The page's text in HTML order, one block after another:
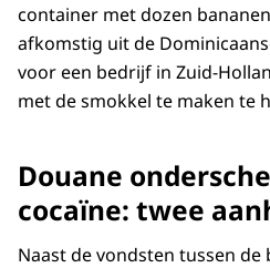
container met dozen
afkomstig uit de
voor een bedrijf in Zuid-
met de smokkel te maken te
Douane
cocaïne: twee
Naast de vondsten tussen de